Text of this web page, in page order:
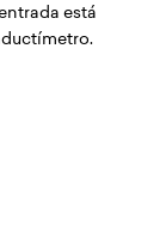
está